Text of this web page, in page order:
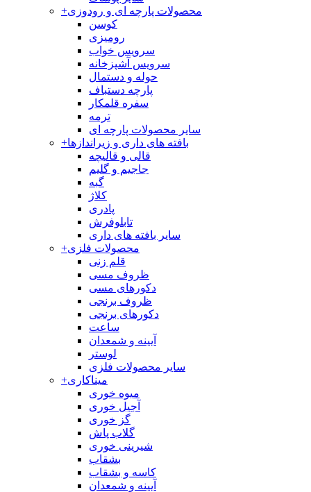
+محصولات پارچه ای و رودوزی
کوسن
رومیزی
سرویس خواب
سرویس آشپزخانه
حوله و دستمال
پارچه دستباف
سفره قلمکار
ترمه
سایر محصولات پارچه ای
+بافته های داری و زیراندازها
قالی و قالیچه
جاجیم و گلیم
گبه
کلاژ
پادری
تابلوفرش
سایر بافته های داری
+محصولات فلزی
قلم زنی
ظروف مسی
دکورهای مسی
ظروف برنجی
دکورهای برنجی
ساعت
آیینه و شمعدان
لوستر
سایر محصولات فلزی
+میناکاری
میوه خوری
آجیل خوری
گز خوری
گلاب پاش
شیرینی خوری
بشقاب
کاسه و بشقاب
آیینه و شمعدان